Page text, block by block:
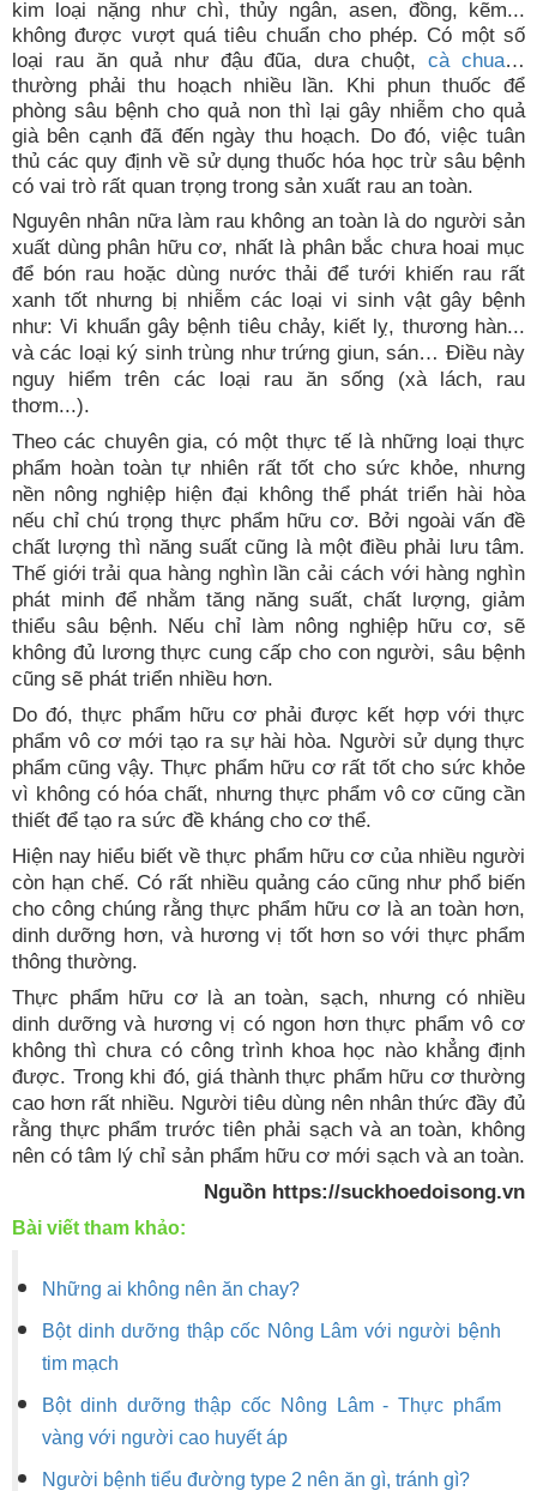
kim loại nặng như chì, thủy ngân, asen, đồng, kẽm...
không được vượt quá tiêu chuẩn cho phép. Có một số
loại rau ăn quả như đậu đũa, dưa chuột,cà chua…
thường phải thu hoạch nhiều lần. Khi phun thuốc để
phòng sâu bệnh cho quả non thì lại gây nhiễm cho quả
già bên cạnh đã đến ngày thu hoạch. Do đó, việc tuân
thủ các quy định về sử dụng thuốc hóa học trừ sâu bệnh
có vai trò rất quan trọng trong sản xuất rau an toàn.
Nguyên nhân nữa làm rau không an toàn là do người sản
xuất dùng phân hữu cơ, nhất là phân bắc chưa hoai mục
để bón rau hoặc dùng nước thải để tưới khiến rau rất
xanh tốt nhưng bị nhiễm các loại vi sinh vật gây bệnh
như: Vi khuẩn gây bệnh tiêu chảy, kiết lỵ, thương hàn...
và các loại ký sinh trùng như trứng giun, sán… Điều này
nguy hiểm trên các loại rau ăn sống (xà lách, rau
thơm...).
Theo các chuyên gia, có một thực tế là những loại thực
phẩm hoàn toàn tự nhiên rất tốt cho sức khỏe, nhưng
nền nông nghiệp hiện đại không thể phát triển hài hòa
nếu chỉ chú trọng thực phẩm hữu cơ. Bởi ngoài vấn đề
chất lượng thì năng suất cũng là một điều phải lưu tâm.
Thế giới trải qua hàng nghìn lần cải cách với hàng nghìn
phát minh để nhằm tăng năng suất, chất lượng, giảm
thiểu sâu bệnh. Nếu chỉ làm nông nghiệp hữu cơ, sẽ
không đủ lương thực cung cấp cho con người, sâu bệnh
cũng sẽ phát triển nhiều hơn.
Do đó, thực phẩm hữu cơ phải được kết hợp với thực
phẩm vô cơ mới tạo ra sự hài hòa. Người sử dụng thực
phẩm cũng vậy. Thực phẩm hữu cơ rất tốt cho sức khỏe
vì không có hóa chất, nhưng thực phẩm vô cơ cũng cần
thiết để tạo ra sức đề kháng cho cơ thể.
Hiện nay hiểu biết về thực phẩm hữu cơ của nhiều người
còn hạn chế. Có rất nhiều quảng cáo cũng như phổ biến
cho công chúng rằng thực phẩm hữu cơ là an toàn hơn,
dinh dưỡng hơn, và hương vị tốt hơn so với thực phẩm
thông thường.
Thực phẩm hữu cơ là an toàn, sạch, nhưng có nhiều
dinh dưỡng và hương vị có ngon hơn thực phẩm vô cơ
không thì chưa có công trình khoa học nào khẳng định
được. Trong khi đó, giá thành thực phẩm hữu cơ thường
cao hơn rất nhiều. Người tiêu dùng nên nhân thức đầy đủ
rằng thực phẩm trước tiên phải sạch và an toàn, không
nên có tâm lý chỉ sản phẩm hữu cơ mới sạch và an toàn.
Nguồn https://suckhoedoisong.vn
Bài viết tham khảo:
Những ai không nên ăn chay?
Bột dinh dưỡng thập cốc Nông Lâm với người bệnh
tim mạch
Bột dinh dưỡng thập cốc Nông Lâm - Thực phẩm
vàng với người cao huyết áp
Người bệnh tiểu đường type 2 nên ăn gì, tránh gì?